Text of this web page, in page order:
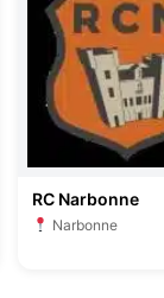
RC Narbonne
Narbonne